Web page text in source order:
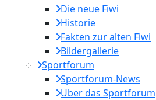
Die neue Fiwi
Historie
Fakten zur alten Fiwi
Bildergallerie
Sportforum
Sportforum-News
Über das Sportforum